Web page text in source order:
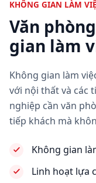
KHÔNG GIAN LÀM
Văn
gian làm
Không gian làm
với nội thất và các
nghiệp cần văn
tiếp khách mà
Không gian
Linh hoạt lựa